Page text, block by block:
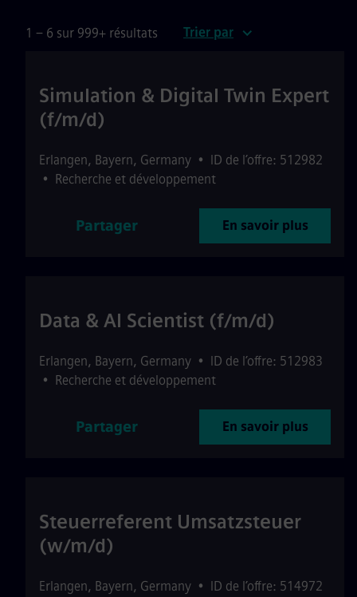
1 – 6 sur 999+ résultats Trier par
Simulation & Digital Twin Expert
(f/m/d)
Erlangen, Bayern, Germany • ID de l’offre: 512982
• Recherche et développement
Partager En savoir plus
Data & AI Scientist (f/m/d)
Erlangen, Bayern, Germany • ID de l’offre: 512983
• Recherche et développement
Partager En savoir plus
Steuerreferent Umsatzsteuer
(w/m/d)
Erlangen, Bayern, Germany • ID de l’offre: 514972